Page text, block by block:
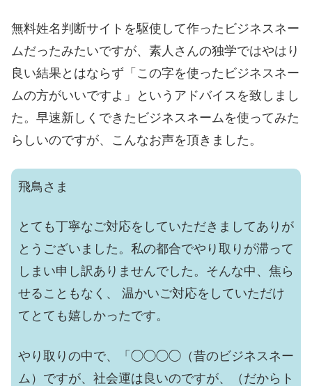
無料姓名判断サイトを駆使して作ったビジネスネー
ムだったみたいですが、素人さんの独学ではやはり
良い結果とはならず「この字を使ったビジネスネー
ムの方がいいですよ」というアドバイスを致しまし
た。早速新しくできたビジネスネームを使ってみた
らしいのですが、こんなお声を頂きました。
飛鳥さま
とても丁寧なご対応をしていただきましてありが
とうございました。私の都合でやり取りが滞って
しまい申し訳ありませんでした。そんな中、焦ら
せることもなく、 温かいご対応をしていただけ
てとても嬉しかったです。
やり取りの中で、「◯◯◯◯（昔のビジネスネー
ム）ですが、社会運は良いのですが、（だからト